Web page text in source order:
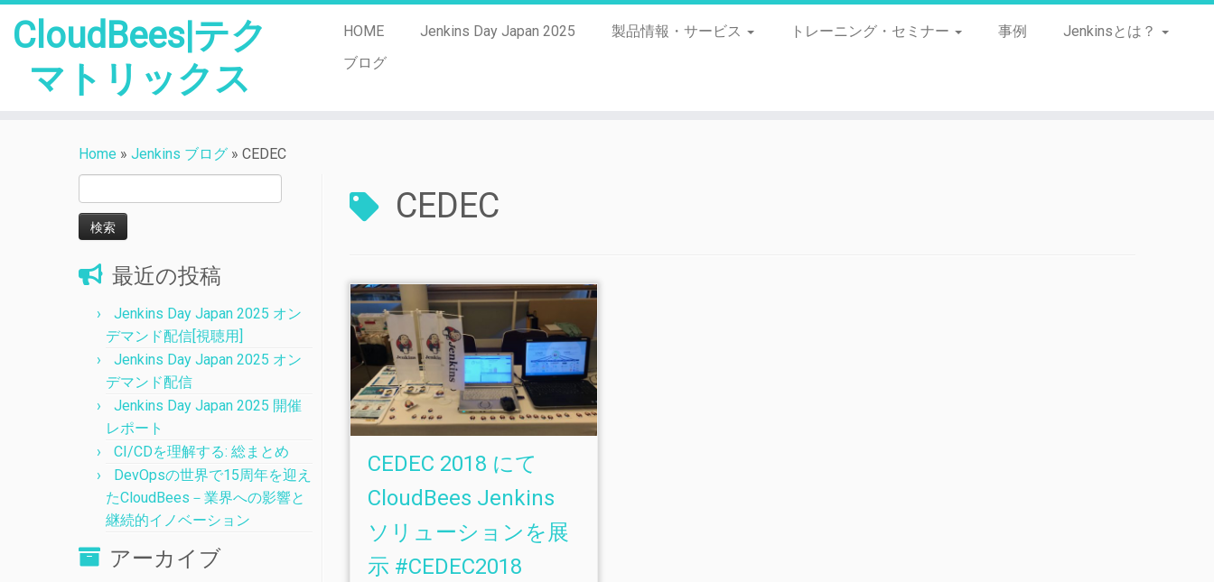
CloudBees|テク
マトリックス
HOME Jenkins Day Japan 2025 製品情報・サービス トレーニング・セミナー 事例
Jenkinsとは？
ブログ
Home » Jenkins ブログ » CEDEC
索:
最近の投稿
Jenkins Day Japan 2025 オン
デマンド配信[視聴用]
Jenkins Day Japan 2025 オン
デマンド配信
Jenkins Day Japan 2025 開催
レポート
CI/CDを理解する: 総まとめ
DevOpsの世界で15周年を迎え
たCloudBees－業界への影響と
継続的イノベーション
アーカイブ
CEDEC
CEDEC 2018 にて
CloudBees Jenkins
ソリューションを展
示 #CEDEC2018